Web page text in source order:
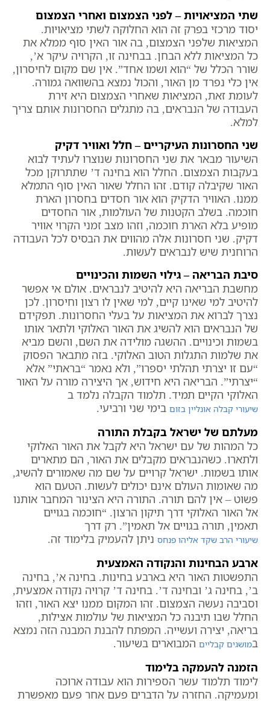
שתי המציאויות – לפני הצמצום ואחרי הצמצום
יסוד מרכזי בפרק זה הוא החלוקה לשתי מציאויות.
המציאות שלפני הצמצום, בה אור האין סוף ממלא את
כל המציאות ללא הבחן. בבחינה זו, הקרויה עיקר א’,
שורר הכלל של “הוא ושמו אחד”. אין שם מקום לחיסרון,
אין כלי נפרד מן האור, והכול נמצא בהשוואה גמורה.
לעומת זאת, המציאות שאחרי הצמצום היא זירת
העבודה של הנבראים, בה מתגלים החסרונות אותם צריך
למלא.
שני החסרונות העיקריים – חלל ואוויר דקיק
השיעור מבאר את שני החסרונות שנוצרו לעתיד לבוא
בעקבות הצמצום. החלל הוא בחינה ד’ שתתרוקן מכל
האור שקיבלה קודם. זהו החלל שאור האין סוף התמלא
ממנו. האוויר הדקיק הוא אור חסדים בחסרון הארת
חוכמה. בשלב הקטנות של העולמות, אור החסדים
מופיע בלא הארת חוכמה, וזהו מצב זמני הקרוי אוויר
דקיק. שני חסרונות אלה מהווים את הבסיס לכל העבודה
הרוחנית שיש לנבראים לעשות.
סיבת הבריאה – גילוי השמות והכינויים
מחשבת הבריאה היא להיטיב לנבראים. אולם אי אפשר
להיטיב למי שאינו קיים, למי שאין לו רצון וחיסרון. לכן
נצרך לברוא את המציאות על בעלי החסרונות. תפקידם
של הנבראים הוא להשיג את האור האלוקי ולתאר אותו
בשמות וכינויים. ההשגה מולידה את השם, והשם מביא
את שלמות התגלות הטוב האלוקי. בזה מתבאר הפסוק
“עם זו יצרתי תהלתי יספרו”, ולא נאמר “בראתי” אלא
“יצרתי”. הבריאה היא חידוש, אך היצירה מורה על האור
האלוקי הקיים תמיד. תלמוד הקבלה נלמד ב
שיעורי קבלה אונליין בזום בימי שני ורביעי.
מעלתם של ישראל בקבלת התורה
כל המהות של עם ישראל היא לקבל את האור האלוקי
ולתארו. כשהנבראים מקבלים את האור, הם מתארים
אותו בשמות. ישראל קרויים על שם מה שאמורים להשיג,
מה שאומות העולם אינם יכולים לעשות. הטעם הוא
פשוט – אין להם תורה. התורה היא הצינור המחבר אותנו
אל האור האלוקי דרך תיקון הרצון. “חוכמה בגויים
תאמין, תורה בגויים אל תאמין”. רק דרך
שיעורי הרב שקד אליהו פנחס ניתן להעמיק בלימוד זה.
ארבע הבחינות והנקודה האמצעית
התפשטות האור היא בארבע בחינות. בחינה א’, בחינה
ב’, בחינה ג’ ובחינה ד’. בחינה ד’ קרויה נקודה אמצעית,
וסביבה נעשה הצמצום. זהו המקום ממנו יצא האור, וזהו
החלל שבו תיבנה כל המציאות של עולמות אצילות,
בריאה, יצירה ועשייה. המפתח להבנת המבנה הזה נמצא
במושגים קבליים המבוארים בשיעור.
הזמנה להעמקה בלימוד
לימוד תלמוד עשר הספירות הוא עבודה ארוכה
ומעמיקה. החזרה על הדברים פעם אחר פעם מאפשרת